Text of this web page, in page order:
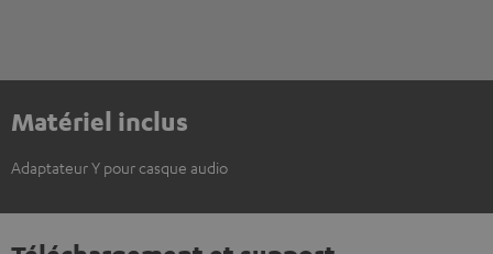
Matériel inclus
Adaptateur Y pour casque audio